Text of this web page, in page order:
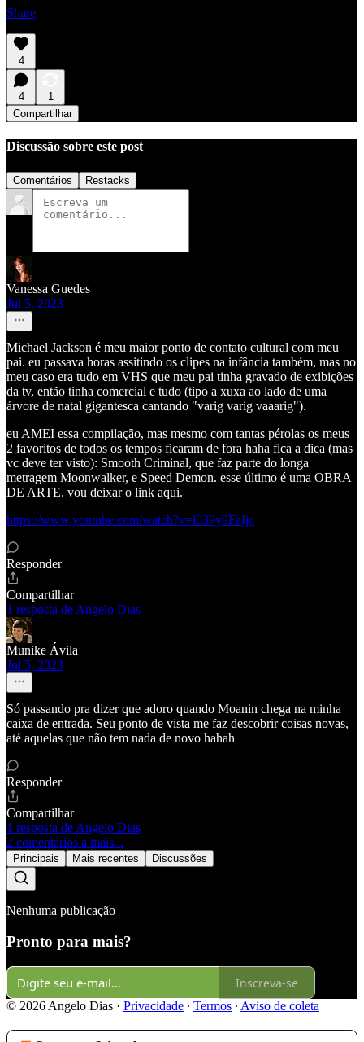
Share
4
4
1
Compartilhar
Discussão sobre este post
Comentários Restacks
Vanessa Guedes
Jul 5, 2023
Michael Jackson é meu maior ponto de contato cultural com meu
pai. eu passava horas assitindo os clipes na infância também, mas no
meu caso era tudo em VHS que meu pai tinha gravado de exibições
da tv, então tinha comercial e tudo (tipo a xuxa ao lado de uma
árvore de natal gigantesca cantando "varig varig vaaarig").
eu AMEI essa compilação, mas mesmo com tantas pérolas os meus
2 favoritos de todos os tempos ficaram de fora haha fica a dica (mas
vc deve ter visto): Smooth Criminal, que faz parte do longa
metragem Moonwalker, e Speed Demon. esse último é uma OBRA
DE ARTE. vou deixar o link aqui.
https://www.youtube.com/watch?v=l039y9FaIjc
Responder
Compartilhar
1 resposta de Angelo Dias
Munike Ávila
Jul 5, 2023
Só passando pra dizer que adoro quando Moanin chega na minha
caixa de entrada. Seu ponto de vista me faz descobrir coisas novas,
até aquelas que não tem nada de novo hahah
Responder
Compartilhar
1 resposta de Angelo Dias
2 comentários a mais...
Principais Mais recentes Discussões
Nenhuma publicação
Pronto para mais?
Inscreva-se
© 2026 Angelo Dias · Privacidade ∙ Termos ∙ Aviso de coleta